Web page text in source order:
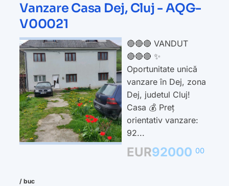
Vanzare Casa Dej, Cluj - AQG-
V00021
🔴🔴🔴 VANDUT
🔴🔴🔴 ✨
Oportunitate unică
vanzare în Dej, zona
Dej, judetul Cluj!
Casa 💰 Preț
orientativ vanzare:
92...
EUR92000 00
/ buc